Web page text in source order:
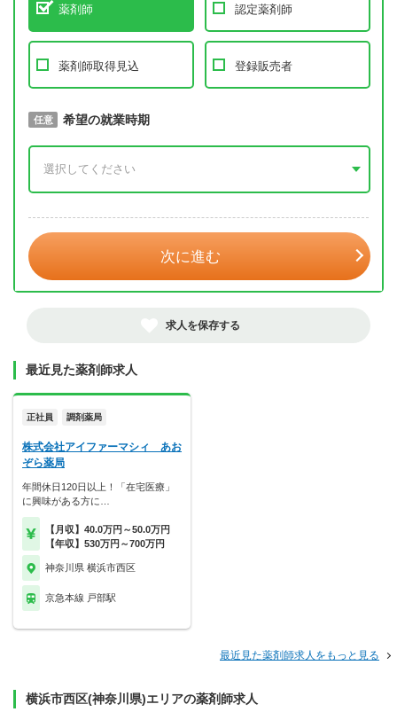
薬剤師 認定薬剤師
薬剤師取得見込 登録販売者
必須 取得予定年
任意 希望の就業時期
次に進む
求人を保存する
最近見た薬剤師求人
正社員 調剤薬局
株式会社アイファーマシィ あお
ぞら薬局
年間休日120日以上！「在宅医療」
に興味がある方に…
【月収】40.0万円～50.0万円
【年収】530万円～700万円
神奈川県 横浜市西区
京急本線 戸部駅
最近見た薬剤師求人をもっと見る
横浜市西区(神奈川県)エリアの薬剤師求人